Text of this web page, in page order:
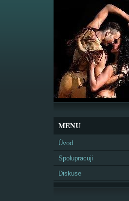
MENU
Úvod
Spolupracuji
Diskuse